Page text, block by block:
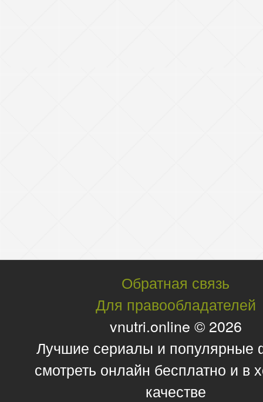
Обратная связь
Для правообладателей
vnutri.online © 2026
Лучшие сериалы и
смотреть онлайн бесплатно и в
качестве